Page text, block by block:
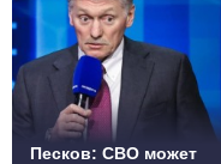
Песков: СВО может